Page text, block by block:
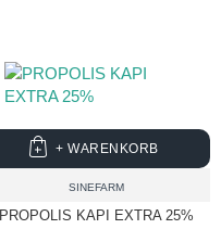
SINEFARM
PROPOLIS KAPI EXTRA 25%
+ WARENKORB